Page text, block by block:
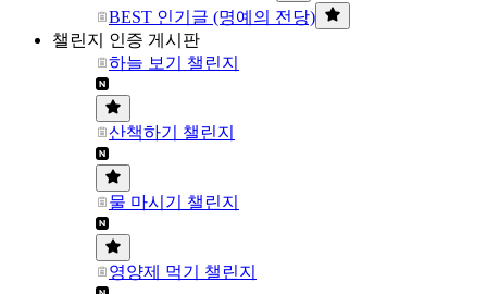
BEST 인기글 (명예의 전당)
챌린지 인증 게시판
하늘 보기 챌린지
산책하기 챌린지
물 마시기 챌린지
영양제 먹기 챌린지